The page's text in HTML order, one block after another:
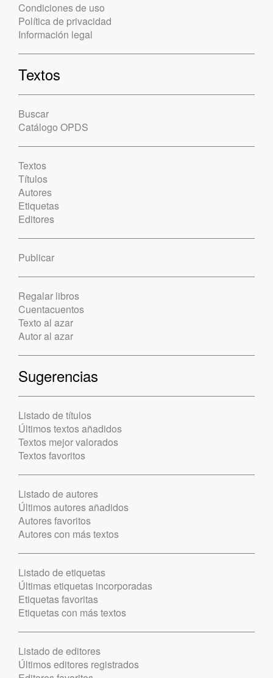
Condiciones de uso
Política de privacidad
Información legal
Textos
Buscar
Catálogo OPDS
Textos
Títulos
Autores
Etiquetas
Editores
Publicar
Regalar libros
Cuentacuentos
Texto al azar
Autor al azar
Sugerencias
Listado de títulos
Últimos textos añadidos
Textos mejor valorados
Textos favoritos
Listado de autores
Últimos autores añadidos
Autores favoritos
Autores con más textos
Listado de etiquetas
Últimas etiquetas incorporadas
Etiquetas favoritas
Etiquetas con más textos
Listado de editores
Últimos editores registrados